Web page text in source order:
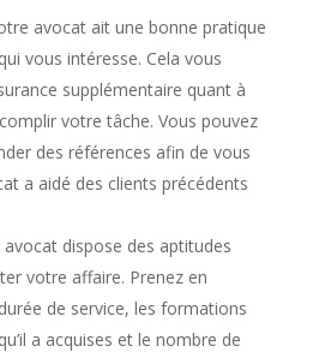
avocat ait une bonne pratique
vous intéresse. Cela vous
supplémentaire quant à
votre tâche. Vous pouvez
des références afin de vous
a aidé des clients précédents
dispose des aptitudes
votre affaire. Prenez en
de service, les formations
a acquises et le nombre de